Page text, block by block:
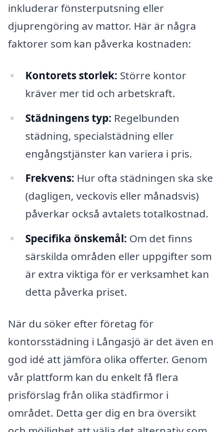
inkluderar fönsterputsning eller
djuprengöring av mattor. Här är några
faktorer som kan påverka kostnaden:
Kontorets storlek: Större kontor
kräver mer tid och arbetskraft.
Städningens typ: Regelbunden
städning, specialstädning eller
engångstjänster kan variera i pris.
Frekvens: Hur ofta städningen ska ske
(dagligen, veckovis eller månadsvis)
påverkar också avtalets totalkostnad.
Specifika önskemål: Om det finns
särskilda områden eller uppgifter som
är extra viktiga för er verksamhet kan
detta påverka priset.
När du söker efter företag för
kontorsstädning i Långasjö är det även en
god idé att jämföra olika offerter. Genom
vår plattform kan du enkelt få flera
prisförslag från olika städfirmor i
området. Detta ger dig en bra översikt